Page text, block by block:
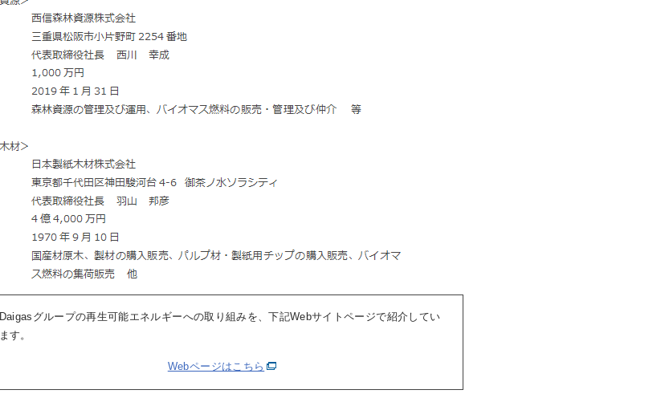
Daigasグループの再生可能エネルギーへの取り組みを、下記Webサイトページで紹介してい
ます。
Webページはこちら